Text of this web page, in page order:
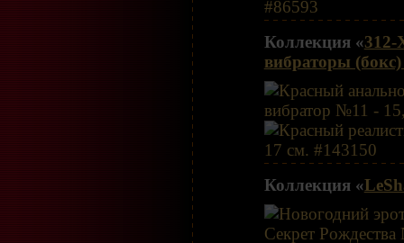
Коллекция «312-
вибраторы
Коллекция «